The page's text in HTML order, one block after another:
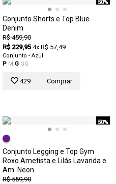
50%
Conjunto Shorts e Top Blue
Denim
R$ 459,90
R$ 229,95 4x R$ 57,49
Conjunto - Azul
P M G GG
429 Comprar
50%
Conjunto Legging e Top Gym
Roxo Ametista e Lilás Lavanda e
Am. Neon
R$ 559,90